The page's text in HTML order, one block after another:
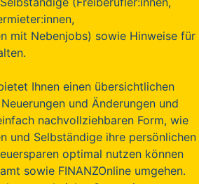
mit Nebenjobs) sowie Hinweise für
Ihnen einen übersichtlichen
und Änderungen und
nachvollziehbaren Form, wie
und Selbständige ihre persönlichen
optimal nutzen können
sowie FINANZOnline umgehen.